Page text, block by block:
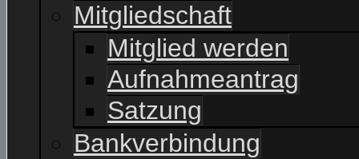
Mitgliedschaft
Mitglied werden
Aufnahmeantrag
Satzung
Bankverbindung